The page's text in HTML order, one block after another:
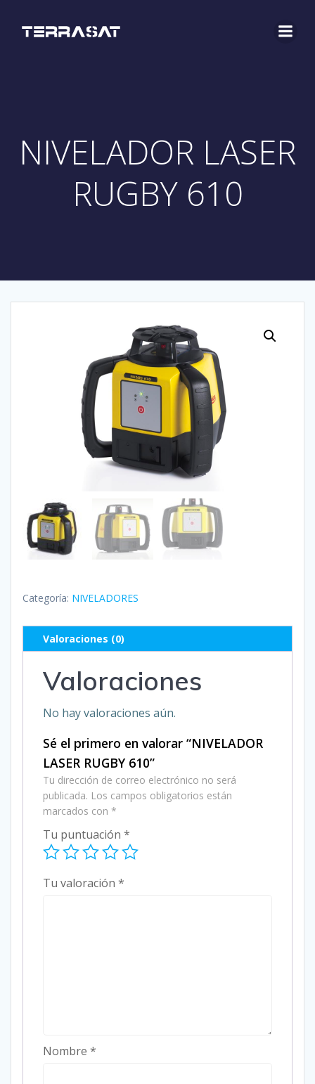
contenido
NIVELADOR LASER
RUGBY 610
Categoría: NIVELADORES
Valoraciones (0)
Valoraciones
No hay valoraciones aún.
Sé el primero en valorar “NIVELADOR
LASER RUGBY 610”
Tu dirección de correo electrónico no será
publicada. Los campos obligatorios están
marcados con *
Tu puntuación *
Tu valoración *
Nombre *